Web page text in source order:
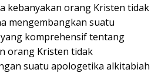
kebanyakan orang Kristen tidak
mengembangkan suatu
komprehensif tentang
orang Kristen tidak
suatu apologetika alkitabiah